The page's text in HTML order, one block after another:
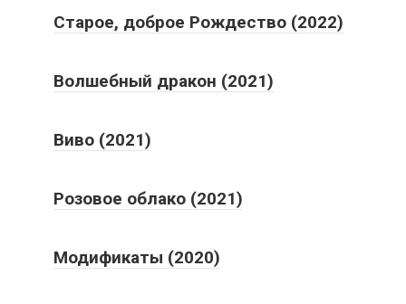
Старое, доброе Рождество (2022)
Волшебный дракон (2021)
Виво (2021)
Розовое облако (2021)
Модификаты (2020)